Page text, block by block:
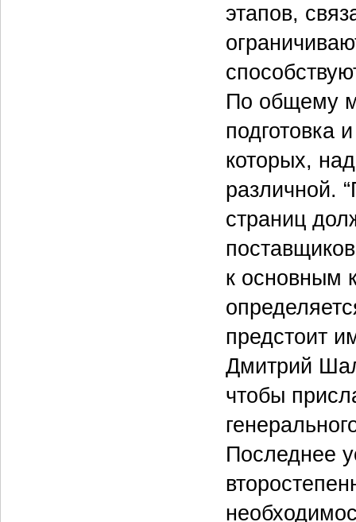
этапов,
По общему
подготовка
которых,
различной.
страниц
к основным
предстоит
Дмитрий
чтобы
Последнее